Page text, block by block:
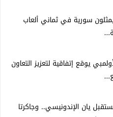
يمثلون سورية في ثماني ألعاب
يوقع إتفاقية لتعزيز التعاون
يان الإندونيسي.. وجاكرتا